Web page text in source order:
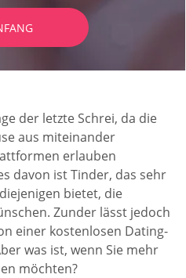
der letzte Schrei, da die
aus miteinander
erlauben
davon ist Tinder, das sehr
bietet, die
Zunder lässt jedoch
einer kostenlosen Dating-
was ist, wenn Sie mehr
möchten?